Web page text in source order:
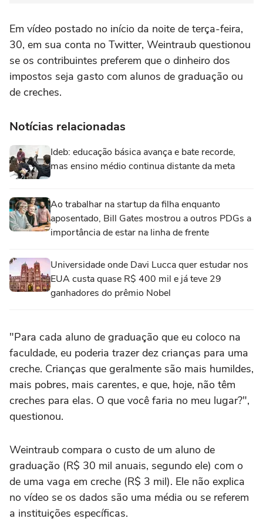
Em vídeo postado no início da noite de terça-feira,
30, em sua conta no Twitter, Weintraub questionou
se os contribuintes preferem que o dinheiro dos
impostos seja gasto com alunos de graduação ou
de creches.
Notícias relacionadas
Ideb: educação básica avança e bate recorde,
mas ensino médio continua distante da meta
Ao trabalhar na startup da filha enquanto
aposentado, Bill Gates mostrou a outros PDGs a
importância de estar na linha de frente
Universidade onde Davi Lucca quer estudar nos
EUA custa quase R$ 400 mil e já teve 29
ganhadores do prêmio Nobel
"Para cada aluno de graduação que eu coloco na
faculdade, eu poderia trazer dez crianças para uma
creche. Crianças que geralmente são mais humildes,
mais pobres, mais carentes, e que, hoje, não têm
creches para elas. O que você faria no meu lugar?",
questionou.
Weintraub compara o custo de um aluno de
graduação (R$ 30 mil anuais, segundo ele) com o
de uma vaga em creche (R$ 3 mil). Ele não explica
no vídeo se os dados são uma média ou se referem
a instituições específicas.